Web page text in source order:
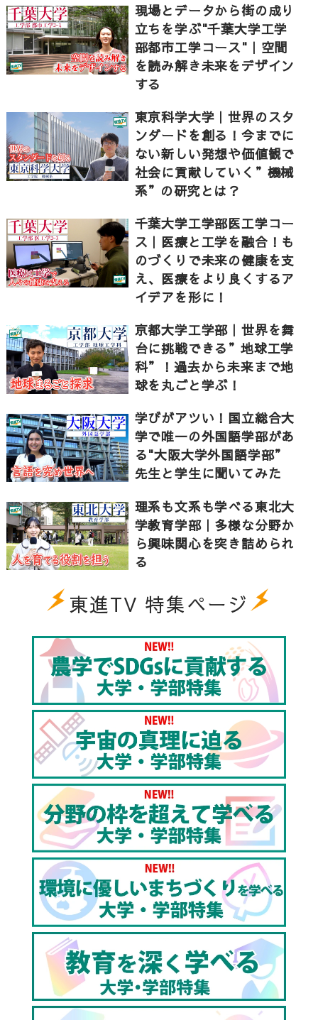
現場とデータから街の成り
立ちを学ぶ"千葉大学工学
部都市工学コース"｜空間
を読み解き未来をデザイン
する
東京科学大学｜世界のスタ
ンダードを創る！今までに
ない新しい発想や価値観で
社会に貢献していく”機械
系”の研究とは？
千葉大学工学部医工学コー
ス｜医療と工学を融合！も
のづくりで未来の健康を支
え、医療をより良くするア
イデアを形に！
京都大学工学部｜世界を舞
台に挑戦できる”地球工学
科”！過去から未来まで地
球を丸ごと学ぶ！
学びがアツい！国立総合大
学で唯一の外国語学部があ
る"大阪大学外国語学部”
先生と学生に聞いてみた
理系も文系も学べる東北大
学教育学部｜多様な分野か
ら興味関心を突き詰められ
る
東進TV 特集ページ